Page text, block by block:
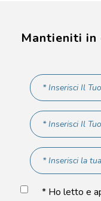
Mantieniti in
* Ho letto e